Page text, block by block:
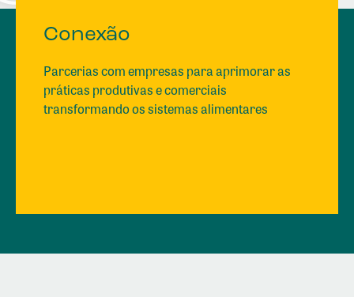
Conexão
Parcerias com empresas para aprimorar as
práticas produtivas e comerciais
transformando os sistemas alimentares